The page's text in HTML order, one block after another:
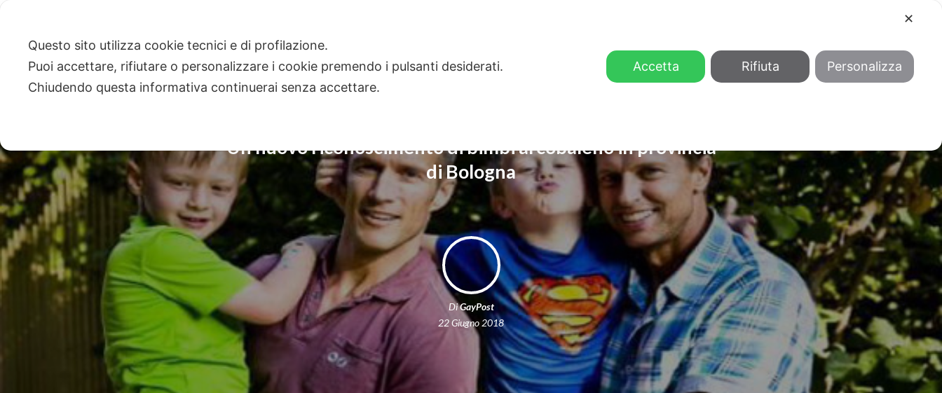
Un nuovo riconoscimento di bimbi arcobaleno in provincia
di Bologna
DiGayPost
22 Giugno 2018
✕
Questo sito utilizza cookie tecnici e di profilazione.
Puoi accettare, rifiutare o personalizzare i cookie premendo i pulsanti desiderati.
Chiudendo questa informativa continuerai senza accettare.
Accetta Rifiuta Personalizza